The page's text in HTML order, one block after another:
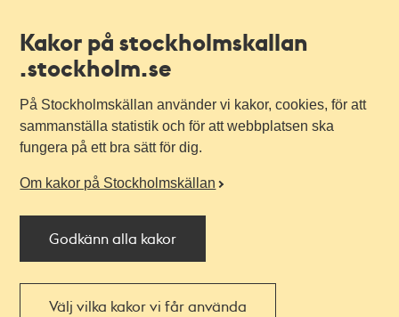
Kakor på stockholmskallan
.stockholm.se
På Stockholmskällan använder vi kakor, cookies, för att
sammanställa statistik och för att webbplatsen ska
fungera på ett bra sätt för dig.
Om kakor på Stockholmskällan
Godkänn alla kakor
Välj vilka kakor vi får använda